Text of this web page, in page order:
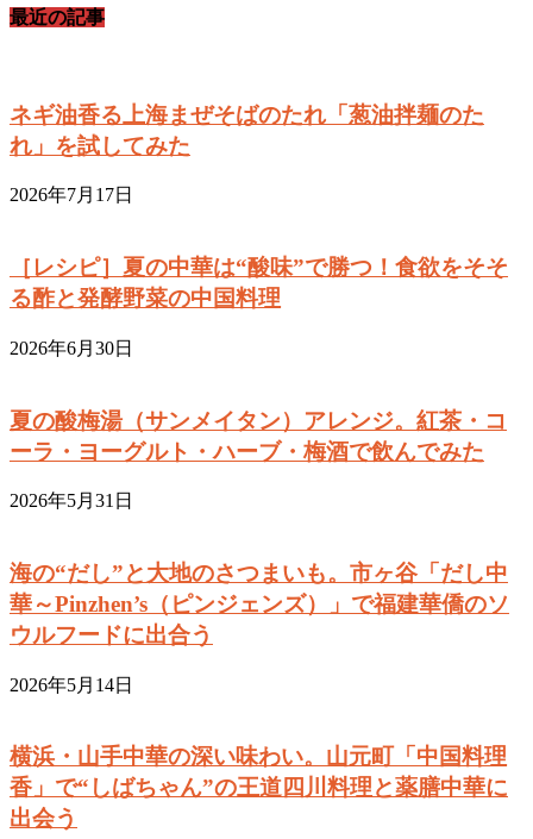
最近の記事
ネギ油香る上海まぜそばのたれ「葱油拌麺のた
れ」を試してみた
2026年7月17日
［レシピ］夏の中華は“酸味”で勝つ！食欲をそそ
る酢と発酵野菜の中国料理
2026年6月30日
夏の酸梅湯（サンメイタン）アレンジ。紅茶・コ
ーラ・ヨーグルト・ハーブ・梅酒で飲んでみた
2026年5月31日
海の“だし”と大地のさつまいも。市ヶ谷「だし中
華～Pinzhen’s（ピンジェンズ）」で福建華僑のソ
ウルフードに出合う
2026年5月14日
横浜・山手中華の深い味わい。山元町「中国料理
香」で“しばちゃん”の王道四川料理と薬膳中華に
出会う